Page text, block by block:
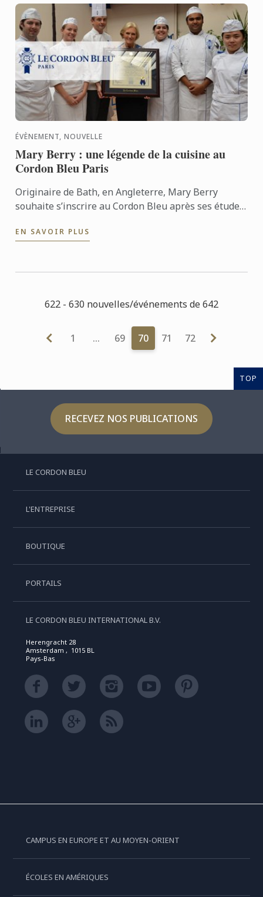
ÉVÈNEMENT, NOUVELLE
Mary Berry : une légende de la cuisine au
Cordon Bleu Paris
Originaire de Bath, en Angleterre, Mary Berry
souhaite s’inscrire au Cordon Bleu après ses études.
pour la ...
EN SAVOIR PLUS
622 - 630 nouvelles/événements de 642
1 … 69 70 71 72
TOP
RECEVEZ NOS PUBLICATIONS
LE CORDON BLEU
L'ENTREPRISE
BOUTIQUE
PORTAILS
LE CORDON BLEU INTERNATIONAL B.V.
Herengracht 28
Amsterdam , 1015 BL
Pays-Bas
CAMPUS EN EUROPE ET AU MOYEN-ORIENT
ÉCOLES EN AMÉRIQUES